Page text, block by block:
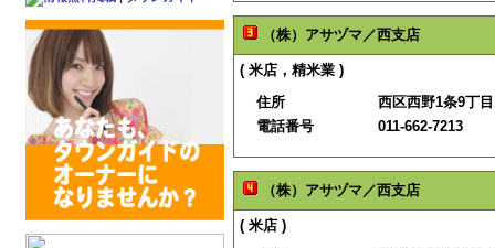
（株）アサヅマ／西支店
( 米店，精米業 )
住所
西区西野1条9丁
電話番号
011-662-7213
（株）アサヅマ／西支店
( 米店 )